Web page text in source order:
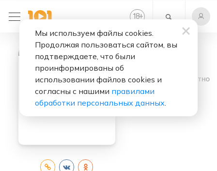
18+
Слушать бесплатно
Chris Rea
Мы используем файлы cookies.
Продолжая пользоваться сайтом, вы
подтверждаете, что были
проинформированы об
использовании файлов cookies и
согласны с нашими правилами
обработки персональных данных.